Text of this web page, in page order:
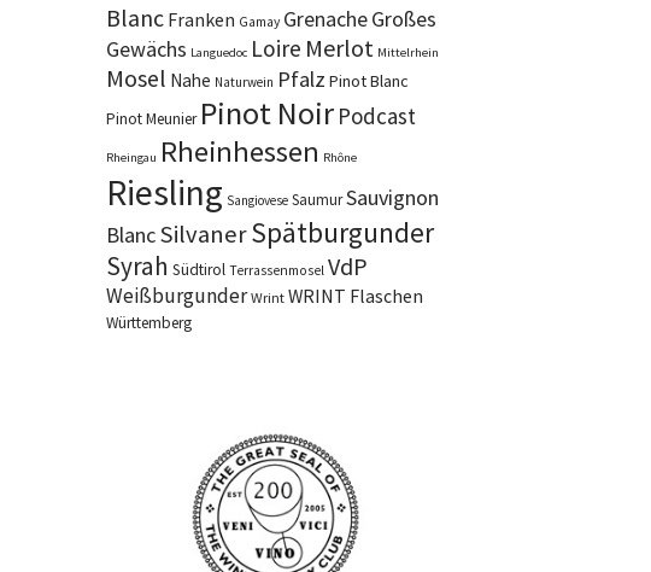
Blanc Franken Gamay GrenacheGroßes
Gewächs Languedoc Loire Merlot Mittelrhein
Mosel Nahe Naturwein Pfalz Pinot Blanc
Pinot Meunier Pinot Noir Podcast
Rheingau Rheinhessen Rhône
Riesling Sangiovese SaumurSauvignon
BlancSilvanerSpätburgunder
Syrah Südtirol Terrassenmosel VdP
Weißburgunder Wrint WRINT Flaschen
Württemberg